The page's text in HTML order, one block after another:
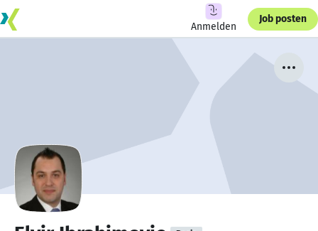
Anmelden
Job posten